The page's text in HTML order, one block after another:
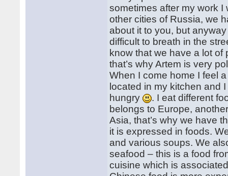
sometimes after my work
other cities of Russia, we
about it to you, but
difficult to breath in the
know that we have a lot
that’s why Artem is very
When I come home I feel
located in my kitchen and
hungry
. I eat different
belongs to Europe,
Asia, that’s why we have
it is expressed in foods.
and various soups. We
seafood – this is a food
cuisine which is